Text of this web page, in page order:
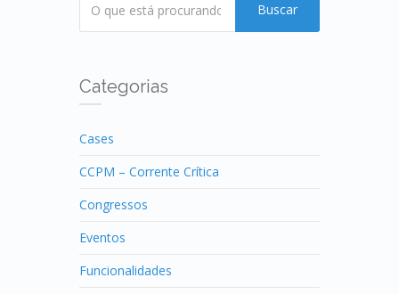
Buscar
Categorias
Cases
CCPM – Corrente Crítica
Congressos
Eventos
Funcionalidades